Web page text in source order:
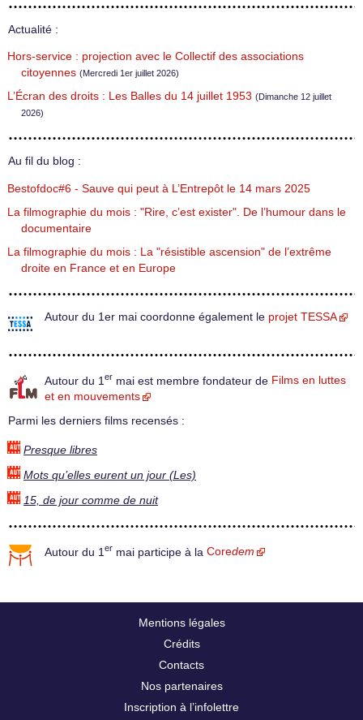
Actualité :
Hors-service : projection avec le Collectif des associations
citoyennes (Mercredi 1er juillet 2026)
L’Écran des droits : Les Balles du 14 juillet 1953 (Dimanche 12 juillet
2026)
Au fil du blog :
Bestofdoc#6 - Sauve qui peut à L’Entrepôt le 14 mars 2025
La filmographie du mois : "Rire, c’est exister". De l’humour dans le
documentaire
La filmographie du mois : La "résistible ascension" de l’extrême
droite en France et en Europe
Autour du 1er mai coordonne également le projet TESSA
Autour du 1 er mai est membre fondateur de Films en luttes
et en mouvements
Parmi les derniers films recensés :
Presque libres
Mots qu’elles eurent un jour (Les)
15, de jour comme de nuit
Autour du 1 er mai participe à la Coredem
Mentions légales
Crédits
Contacts
Nos partenaires
Inscription à l’infolettre